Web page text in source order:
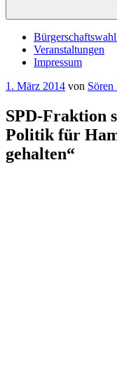
Veranstaltungen
Impressum
Veröffentlicht
1. März 2014 von Sören
SPD-Fraktion
Politik für
gehalten“